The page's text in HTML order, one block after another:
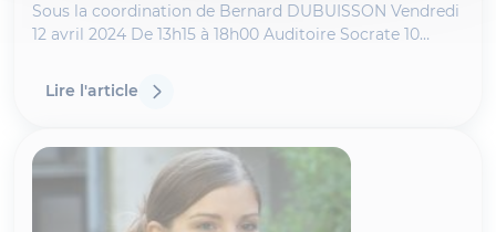
Sous la coordination de Bernard DUBUISSON Vendredi
12 avril 2024 De 13h15 à 18h00 Auditoire Socrate 10
Lire l'article